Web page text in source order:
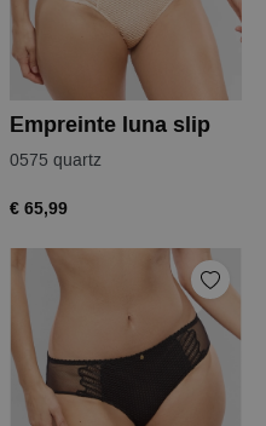
Empreinte luna slip
0575 quartz
€ 65,99